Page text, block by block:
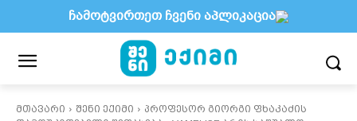
მთავარი შენი ექიმი
პროფესორ გიორგი ფხაკაძის
ჩამოტვირთეთ ჩვენი აპლიკაცია